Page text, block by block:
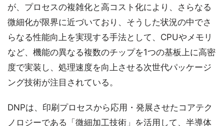
が、プロセスの複雑化と高コスト化により、さらなる
微細化が限界に近づいており、そうした状況の中でさ
らなる性能向上を実現する手法として、CPUやメモリ
など、機能の異なる複数のチップを1つの基板上に高密
度で実装し、処理速度を向上させる次世代パッケージ
ング技術が注目されている。
DNPは、印刷プロセスから応用・発展させたコアテク
ノロジーである「微細加工技術」を活用して、半導体